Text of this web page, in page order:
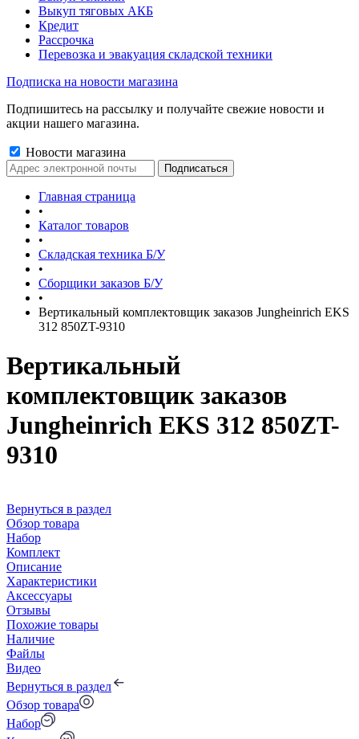
Выкуп тяговых АКБ
Кредит
Рассрочка
Перевозка и эвакуация складской техники
Подписка на новости магазина
Подпишитесь на рассылку и получайте свежие новости и
акции нашего магазина.
Новости магазина
Главная страница
•
Каталог товаров
•
Складская техника Б/У
•
Сборщики заказов Б/У
•
Вертикальный комплектовщик заказов Jungheinrich EKS
312 850ZT-9310
Вертикальный
комплектовщик заказов
Jungheinrich EKS 312 850ZT-
9310
Вернуться в раздел
Обзор товара
Набор
Комплект
Описание
Характеристики
Аксессуары
Отзывы
Похожие товары
Наличие
Файлы
Видео
Вернуться в раздел
Обзор товара
Набор